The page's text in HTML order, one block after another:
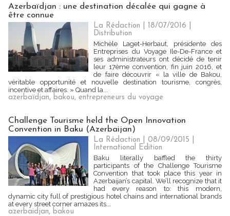
Azerbaïdjan : une destination décalée qui gagne à
être connue
La Rédaction | 18/07/2016
Distribution
Michèle Laget-Herbaut, présidente des
Entreprises du Voyage Ile-De-France et
ses administrateurs ont décidé de tenir
leur 17ème convention, fin juin 2016, et
de faire découvrir « la ville de Bakou,
véritable opportunité et nouvelle destination tourisme, congrès,
incentive et affaires. » Quand la...
azerbaïdjan, bakou, entrepreneurs du voyage
Challenge Tourisme held the Open Innovation
Convention in Baku (Azerbaijan)
La Rédaction | 08/09/2015
International Edition
Baku literally baffled the thirty
participants of the Challenge Tourisme
Convention that took place this year in
Azerbaijan’s capital. We’ll recognize that it
had every reason to: this modern,
dynamic city full of prestigious hotel chains and international brands
at every street corner amazes its...
azerbaidjan, bakou